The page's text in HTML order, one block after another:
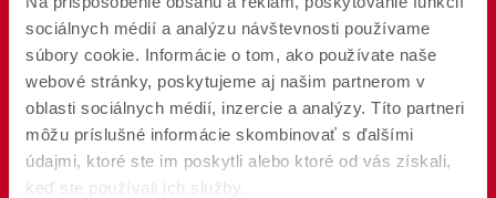
sociálnych médií a analýzu návštevnosti používame
súbory cookie. Informácie o tom, ako používate naše
webové stránky, poskytujeme aj našim partnerom v
oblasti sociálnych médií, inzercie a analýzy. Títo partneri
môžu príslušné informácie skombinovať s ďalšími
údajmi, ktoré ste im poskytli alebo ktoré od vás získali,
keď ste používali ich služby.
Kúpeľňa Osvetlenie Dekorácia